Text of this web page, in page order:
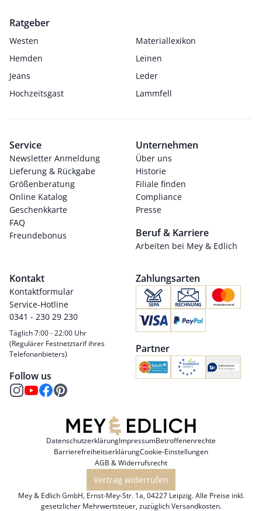
Ratgeber
Westen
Materiallexikon
Hemden
Leinen
Jeans
Leder
Hochzeitsgast
Lammfell
Service
Newsletter Anmeldung
Lieferung & Rückgabe
Größenberatung
Online Katalog
Geschenkkarte
FAQ
Freundebonus
Unternehmen
Über uns
Historie
Filiale finden
Compliance
Presse
Beruf & Karriere
Arbeiten bei Mey & Edlich
Kontakt
Kontaktformular
Service-Hotline
0341 - 230 29 230
Täglich 7:00 - 22:00 Uhr
(Regulärer Festnetztarif ihres
Telefonanbieters)
Follow us
Zahlungsarten
Partner
DatenschutzerklärungImpressumBetroffenenrechte
BarrierefreiheitserklärungCookie-Einstellungen
AGB & Widerrufsrecht
Vertrag widerrufen
Mey & Edlich GmbH, Ernst-Mey-Str. 1a, 04227 Leipzig. Alle Preise inkl.
gesetzlicher Mehrwertsteuer, zuzüglichVersandkosten.